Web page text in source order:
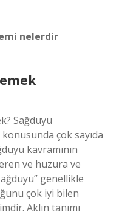
nelerdir
Sağduyu
çok sayıda
kavramının
ve huzura ve
genellikle
çok iyi bilen
Aklın tanımı